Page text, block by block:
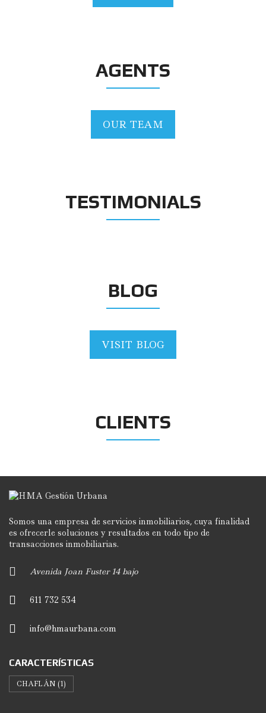
AGENTS
OUR TEAM
TESTIMONIALS
BLOG
VISIT BLOG
CLIENTS
Somos una empresa de servicios inmobiliarios, cuya finalidad
es ofrecerle soluciones y resultados en todo tipo de
transacciones inmobiliarias.
Avenida Joan Fuster 14 bajo
611 732 534
info@hmaurbana.com
CARACTERÍSTICAS
CHAFLÁN (1)